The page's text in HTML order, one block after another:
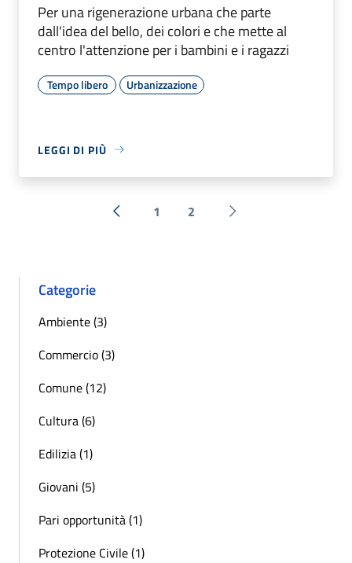
Per una rigenerazione urbana che parte
dall'idea del bello, dei colori e che mette al
centro l'attenzione per i bambini e i ragazzi
Tempo libero Urbanizzazione
LEGGI DI PIÙ
« Precedente
1 2 Successiva »
Categorie
Ambiente (3)
Commercio (3)
Comune (12)
Cultura (6)
Edilizia (1)
Giovani (5)
Pari opportunità (1)
Protezione Civile (1)